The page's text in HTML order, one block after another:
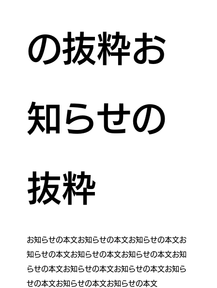
の抜粋お
知らせの
抜粋
お知らせの本文お知らせの本文お知らせの本文お
知らせの本文お知らせの本文お知らせの本文お知
らせの本文お知らせの本文お知らせの本文お知ら
せの本文お知らせの本文お知らせの本文